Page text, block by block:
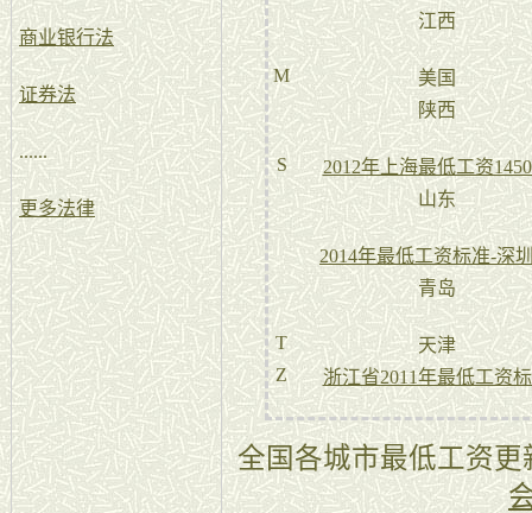
商业银行法
证券法
......
更多法律
江西
M
美国
陕西
S
2012年上海最低工资
山东
2014年最低工资标准-深
青岛
T
天津
Z
浙江省2011年最低工资
全国各城市最低工资